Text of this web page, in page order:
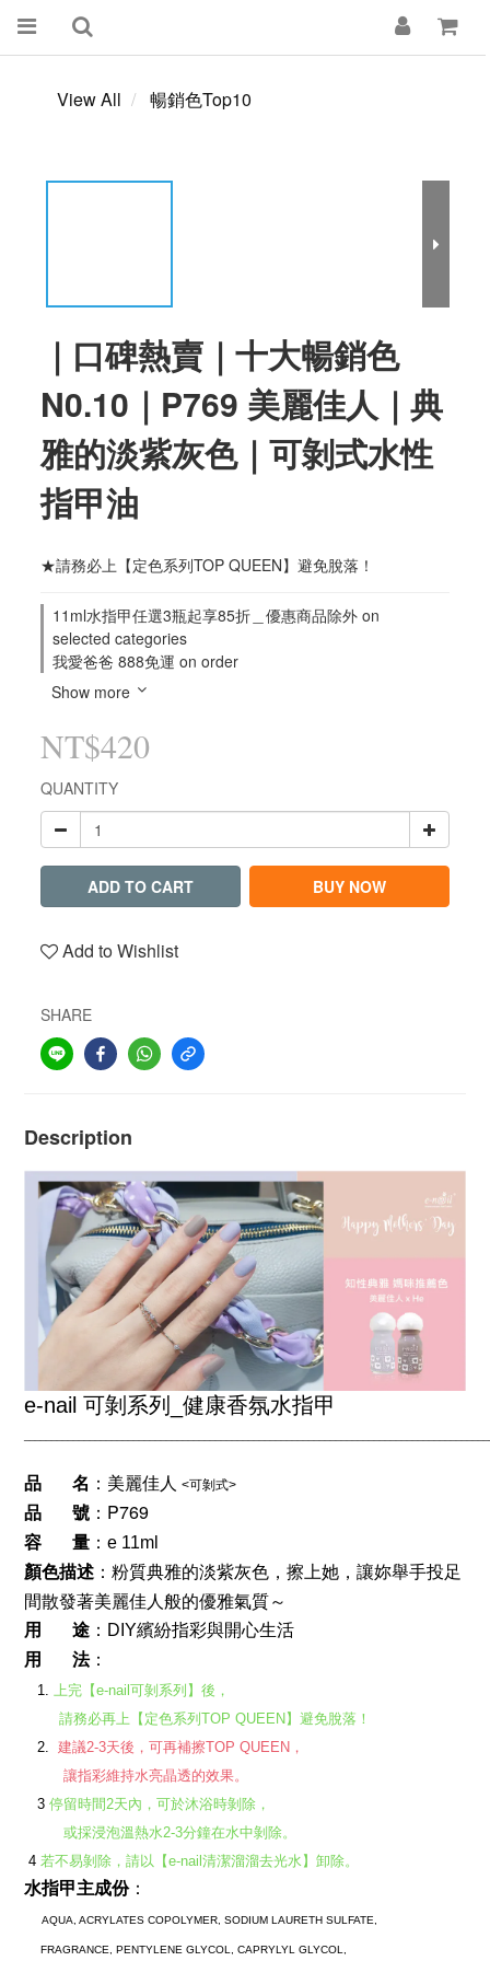
View All 暢銷色Top10
｜口碑熱賣｜十大暢銷色
N0.10｜P769 美麗佳人｜典
雅的淡紫灰色｜可剝式水性
指甲油
★請務必上【定色系列TOP QUEEN】避免脫落！
11ml水指甲任選3瓶起享85折＿優惠商品除外 on
selected categories
我愛爸爸 888免運 on order
Show more
NT$420
QUANTITY
ADD TO CART BUY NOW
Add to Wishlist
SHARE
Description
e-nail 可剝系列 健康香氛水指甲
品       名 ： 美麗佳人 <可剝式>
品       號 ： P769
容       量 ：e 11ml
顏色描述 ： 粉質典雅的淡紫灰色，擦上她，讓妳舉手投足
間散發著美麗佳人般的優雅氣質～
用       途 ：DIY繽紛指彩與開心生活
用       法：
   1.
上完【e-nail可剝系列】後，
        請務必再上【定色系列TOP QUEEN】避免脫落！
   2.
建議2-3天後，可再補擦TOP QUEEN，
         讓指彩維持水亮晶透的效果。
3 停留時間2天內，可於沐浴時剝除，
         或採浸泡溫熱水2-3分鐘在水中剝除。
4 若不易剝除，請以【e-nail清潔溜溜去光水】卸除。
水指甲主成份：
AQUA, ACRYLATES COPOLYMER, SODIUM LAURETH SULFATE,
     FRAGRANCE,
PENTYLENE GLYCOL, CAPRYLYL GLYCOL,